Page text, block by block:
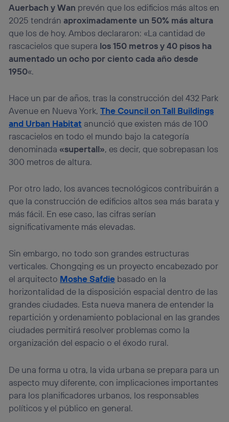
Auerbach y Wan prevén que los edificios más altos en
2025 tendrán aproximadamente un 50% más altura
que los de hoy. Ambos declararon: «La cantidad de
rascacielos que supera los 150 metros y 40 pisos ha
aumentado un ocho por ciento cada año desde
1950«.
Hace un par de años, tras la construcción del 432 Park
Avenue en Nueva York,The Council on Tall Buildings
and Urban Habitat anunció que existen más de 100
rascacielos en todo el mundo bajo la categoría
denominada «supertall», es decir, que sobrepasan los
300 metros de altura.
Por otro lado, los avances tecnológicos contribuirán a
que la construcción de edificios altos sea más barata y
más fácil. En ese caso, las cifras serían
significativamente más elevadas.
Sin embargo, no todo son grandes estructuras
verticales. Chongqing es un proyecto encabezado por
el arquitecto Moshe Safdie basado en la
horizontalidad de la disposición espacial dentro de las
grandes ciudades. Esta nueva manera de entender la
repartición y ordenamiento poblacional en las grandes
ciudades permitirá resolver problemas como la
organización del espacio o el éxodo rural.
De una forma u otra, la vida urbana se prepara para un
aspecto muy diferente, con implicaciones importantes
para los planificadores urbanos, los responsables
políticos y el público en general.